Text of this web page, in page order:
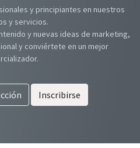
y principiantes en nuestros
y servicios.
y nuevas ideas de marketing,
y conviértete en un mejor
Inscribirse